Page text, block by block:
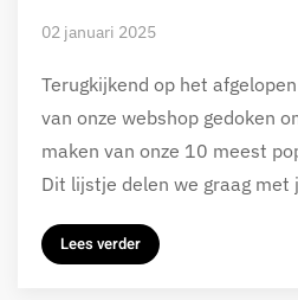
02 januari 2025
Terugkijkend op het
van onze webshop gedoken
maken van onze 10 meest
Dit lijstje delen we graag met
Lees verder